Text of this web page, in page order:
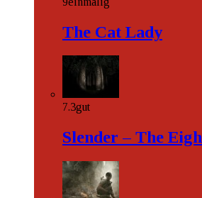
The Cat Lady
7.3gut
Slender – The